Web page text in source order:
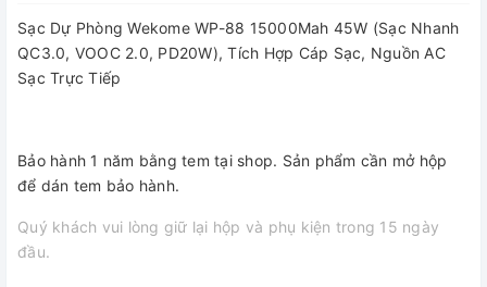
Sạc Dự Phòng Wekome WP-88 15000Mah 45W (Sạc Nhanh
QC3.0, VOOC 2.0, PD20W), Tích Hợp Cáp Sạc, Nguồn AC
Sạc Trực Tiếp
Bảo hành 1 năm bằng tem tại shop. Sản phẩm cần mở hộp
để dán tem bảo hành.
Quý khách vui lòng giữ lại hộp và phụ kiện trong 15 ngày
đầu.